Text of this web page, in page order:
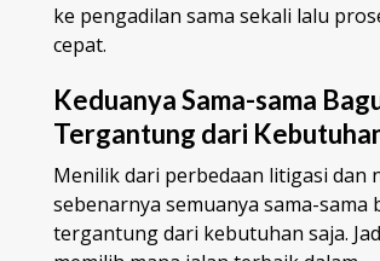
ke pengadilan sama sekali lalu
cepat.
Keduanya Sama-sama
Tergantung dari
Menilik dari perbedaan litigasi dan
sebenarnya semuanya sama-sama
tergantung dari kebutuhan saja.